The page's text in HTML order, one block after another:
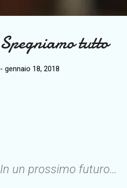
Spegniamo tutto
- gennaio 18, 2018
In un prossimo futuro…